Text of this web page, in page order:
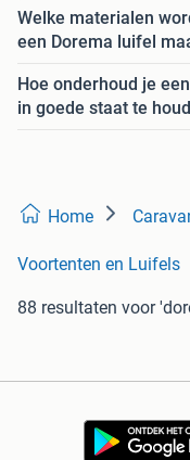
Welke materialen
een Dorema luifel
Hoe onderhoud je
in goede staat te
Home
Voortenten en Luifels
88 resultaten voor